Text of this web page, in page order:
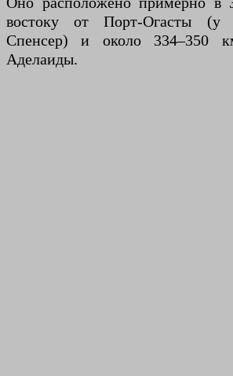
востоку от Порт-Огасты (у
Спенсер) и около 334–350
Аделаиды.